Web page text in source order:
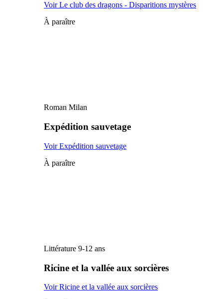
Voir Le club des dragons - Disparitions mystères
À paraître
Roman Milan
Expédition sauvetage
Voir Expédition sauvetage
À paraître
Littérature 9-12 ans
Ricine et la vallée aux sorcières
Voir Ricine et la vallée aux sorcières